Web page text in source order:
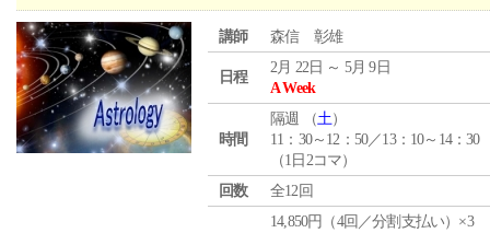
講師 森信 彰雄
日程
2月 22日 ～ 5月 9日
A Week
時間
隔週 （土）
11：30～12：50／13：10～14：30
（1日2コマ）
回数
全12回
14,850円（4回／分割支払い）×3